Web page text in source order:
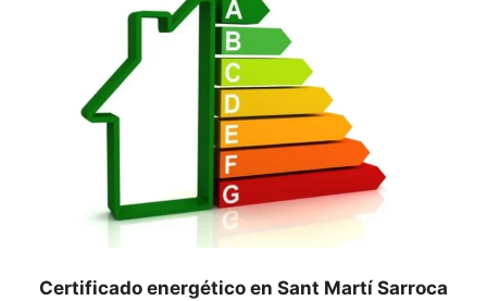
Certificado energético en Sant Martí Sarroca